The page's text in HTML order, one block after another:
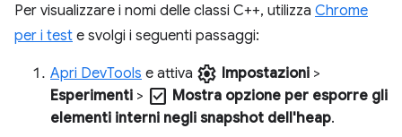
Per visualizzare i nomi delle classi C++, utilizza Chrome
per i test e svolgi i seguenti passaggi:
Apri DevTools e attiva settings Impostazioni >
Esperimenti > check_box Mostra opzione per esporre gli
elementi interni negli snapshot dell'heap.